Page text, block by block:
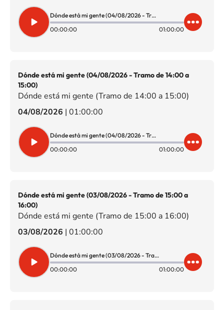
Dónde está mi gente (04/08/2026 - Tramo de 15:00 a 16:00)
00:00:00
01:00:00
Dónde está mi gente (04/08/2026 - Tramo de 14:00 a
15:00)
Dónde está mi gente (Tramo de 14:00 a 15:00)
04/08/2026 | 01:00:00
Dónde está mi gente (04/08/2026 - Tramo de 14:00 a 15:00)
00:00:00
01:00:00
Dónde está mi gente (03/08/2026 - Tramo de 15:00 a
16:00)
Dónde está mi gente (Tramo de 15:00 a 16:00)
03/08/2026 | 01:00:00
Dónde está mi gente (03/08/2026 - Tramo de 15:00 a 16:00)
00:00:00
01:00:00